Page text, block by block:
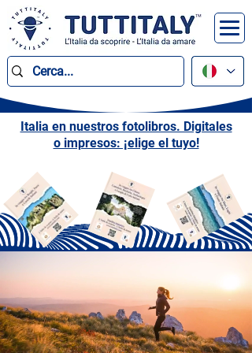
Italia en nuestros fotolibros. Digitales
o impresos: ¡elige el tuyo!